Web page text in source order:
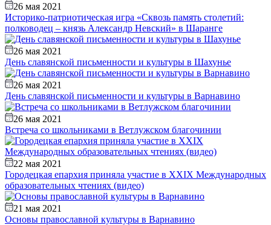
26 мая 2021
Историко-патриотическая игра «Сквозь память столетий:
полководец – князь Александр Невский» в Шаранге
26 мая 2021
День славянской письменности и культуры в Шахунье
26 мая 2021
День славянской письменности и культуры в Варнавино
26 мая 2021
Встреча со школьниками в Ветлужском благочинии
22 мая 2021
Городецкая епархия приняла участие в XXIX Международных
образовательных чтениях (видео)
21 мая 2021
Основы православной культуры в Варнавино